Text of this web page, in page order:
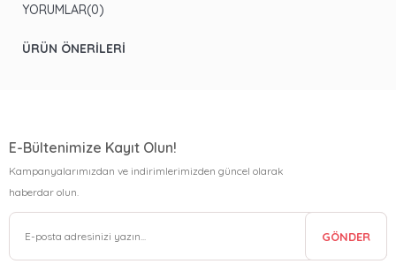
YORUMLAR(0)
ÜRÜN ÖNERILERI
E-Bültenimize Kayıt Olun!
Kampanyalarımızdan ve indirimlerimizden güncel olarak
haberdar olun.
GÖNDER